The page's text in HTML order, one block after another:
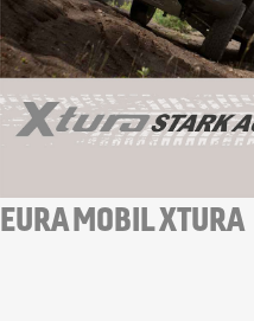
EURA MOBIL XTURA